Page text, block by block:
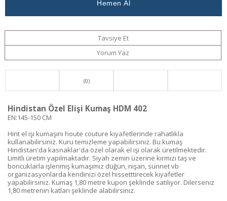
Tavsiye Et
Yorum Yaz
(0)
Hindistan Özel Elişi Kumaş HDM 402
EN:145-150 CM
Hint el işi kumaşını houte couture kıyafetlerinde rahatlıkla
kullanabilirsiniz. Kuru temizleme yapabilirsiniz. Bu kumaş
Hindistan'da kasnaklar'da özel olarak el işi olarak üretilmektedir.
Limitli üretim yapılmaktadır. Siyah zemin üzerine kırmızı taş ve
boncuklarla işlenmiş kumaşımız düğün, nişan, sünnet vb
organizasyonlarda kendinizi özel hissetttirecek kıyafetler
yapabilirsiniz. Kumaş 1,80 metre kupon şeklinde satılıyor. Dilerseniz
1,80 metrenin katları şeklinde alabilirsiniz.